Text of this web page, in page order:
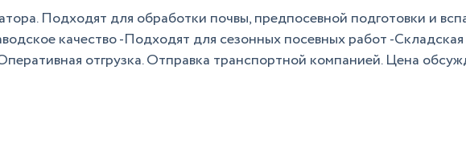
Подходят для обработки почвы, предпосевной подготовки и
качество -Подходят для сезонных посевных работ -Складская
отгрузка. Отправка транспортной компанией. Цена